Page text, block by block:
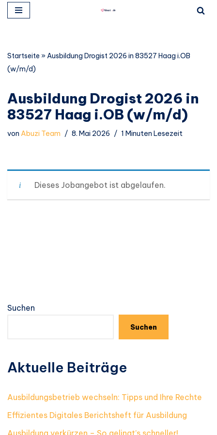
springen
Startseite »Ausbildung Drogist 2026 in 83527 Haag i.OB
(w/m/d)
Ausbildung Drogist 2026 in
83527 Haag i.OB (w/m/d)
vonAbuzi Team 8. Mai 2026 1 Minuten Lesezeit
Dieses Jobangebot ist abgelaufen.
Suchen
Suchen
Aktuelle Beiträge
Ausbildungsbetrieb wechseln: Tipps und Ihre Rechte
Effizientes Digitales Berichtsheft für Ausbildung
Ausbildung verkürzen – So gelingt’s schneller!